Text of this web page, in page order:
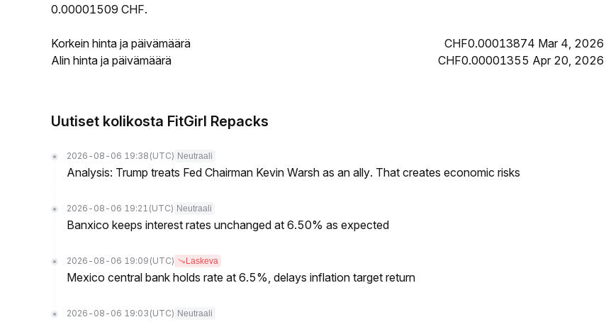
0.00001509 CHF.
Korkein hinta ja päivämäärä
CHF0.00013874 Mar 4, 2026
Alin hinta ja päivämäärä
CHF0.00001355 Apr 20, 2026
Uutiset kolikosta FitGirl Repacks
2026-08-06 19:38 (UTC) Neutraali
Analysis: Trump treats Fed Chairman Kevin Warsh as an ally. That creates economic risks
2026-08-06 19:21 (UTC) Neutraali
Banxico keeps interest rates unchanged at 6.50% as expected
2026-08-06 19:09 (UTC) Laskeva
Mexico central bank holds rate at 6.5%, delays inflation target return
2026-08-06 19:03 (UTC) Neutraali